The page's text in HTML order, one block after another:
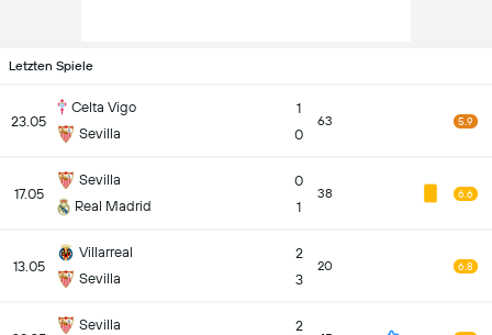
Letzten Spiele
23.05
Celta Vigo
Sevilla
1
0
63 5.9
17.05
Sevilla
Real Madrid
0
1
38 6.6
13.05
Villarreal
Sevilla
2
3
20 6.8
Sevilla
2